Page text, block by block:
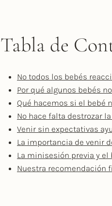
Tabla de
No todos los bebés
Por qué algunos bebés
Qué hacemos si el bebé
No hace falta destrozar
Venir sin expectativas
La importancia de venir
La minisesión previa y
Nuestra recomendación